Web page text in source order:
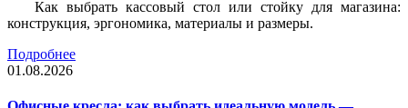
Как выбрать кассовый стол или стойку для магазина:
конструкция, эргономика, материалы и размеры.
Подробнее
01.08.2026